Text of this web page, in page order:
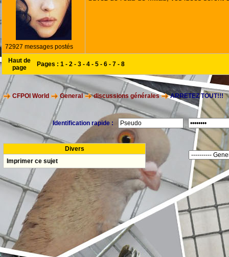
72927 messages postés
Haut de
page
Pages : 1 - 2 - 3 - 4 - 5 - 6 - 7 - 8
CFPOI World General discussions générales ARRETEZ TOUT!!!
Identification rapide :
Divers
Imprimer ce sujet